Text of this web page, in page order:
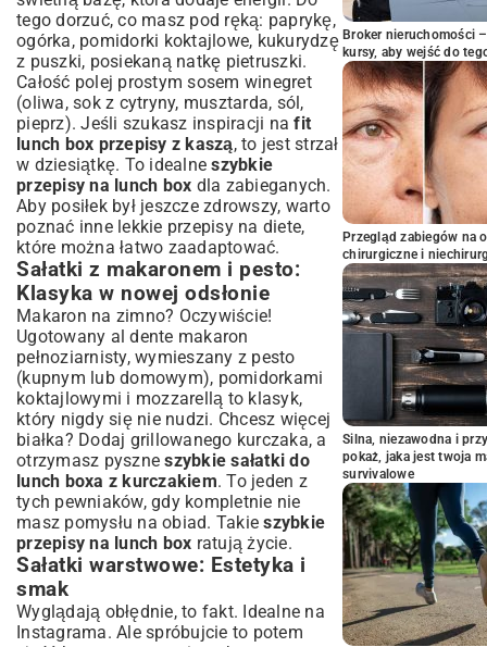
tego dorzuć, co masz pod ręką: paprykę,
ogórka, pomidorki koktajlowe, kukurydzę
z puszki, posiekaną natkę pietruszki.
Całość polej prostym sosem winegret
(oliwa, sok z cytryny, musztarda, sól,
pieprz). Jeśli szukasz inspiracji nafit
lunch box przepisy z kaszą, to jest strzał
w dziesiątkę. To idealneszybkie
przepisy na lunch box dla zabieganych.
Aby posiłek był jeszcze zdrowszy, warto
poznać inne lekkie przepisy na diete,
które można łatwo zaadaptować.
Sałatki z makaronem i pesto:
Klasyka w nowej odsłonie
Makaron na zimno? Oczywiście!
Ugotowany al dente makaron
pełnoziarnisty, wymieszany z pesto
(kupnym lub domowym), pomidorkami
koktajlowymi i mozzarellą to klasyk,
który nigdy się nie nudzi. Chcesz więcej
białka? Dodaj grillowanego kurczaka, a
otrzymasz pyszneszybkie sałatki do
lunch boxa z kurczakiem. To jeden z
tych pewniaków, gdy kompletnie nie
masz pomysłu na obiad. Takieszybkie
przepisy na lunch box ratują życie.
Sałatki warstwowe: Estetyka i
smak
Wyglądają obłędnie, to fakt. Idealne na
Instagrama. Ale spróbujcie to potem
Broker nieruchomości
kursy, aby wejść do
Przegląd zabiegów na
chirurgiczne i
Silna, niezawodna i
pokaż, jaka jest twoja
survivalowe